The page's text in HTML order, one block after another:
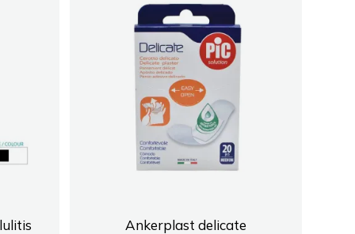
Ankerplast delicate